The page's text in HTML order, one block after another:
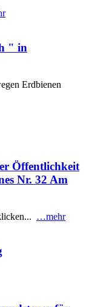
" in
Erdbienen
Öffentlichkeit
Nr. 32 Am
…mehr